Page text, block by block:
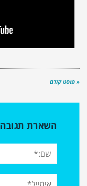
« פוסט קודם
השארת תגובה
שם:*
אימייל*